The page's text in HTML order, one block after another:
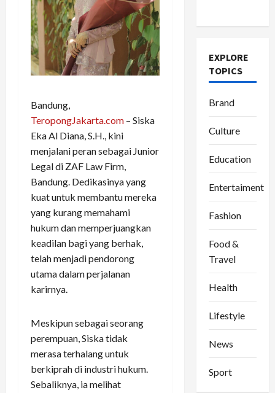
Bandung,
TeropongJakarta.com – Siska
Eka Al Diana, S.H., kini
menjalani peran sebagai Junior
Legal di ZAF Law Firm,
Bandung. Dedikasinya yang
kuat untuk membantu mereka
yang kurang memahami
hukum dan memperjuangkan
keadilan bagi yang berhak,
telah menjadi pendorong
utama dalam perjalanan
karirnya.
Meskipun sebagai seorang
perempuan, Siska tidak
merasa terhalang untuk
berkiprah di industri hukum.
Sebaliknya, ia melihat
EXPLORE
TOPICS
Brand
Culture
Education
Entertaiment
Fashion
Food &
Travel
Health
Lifestyle
News
Sport